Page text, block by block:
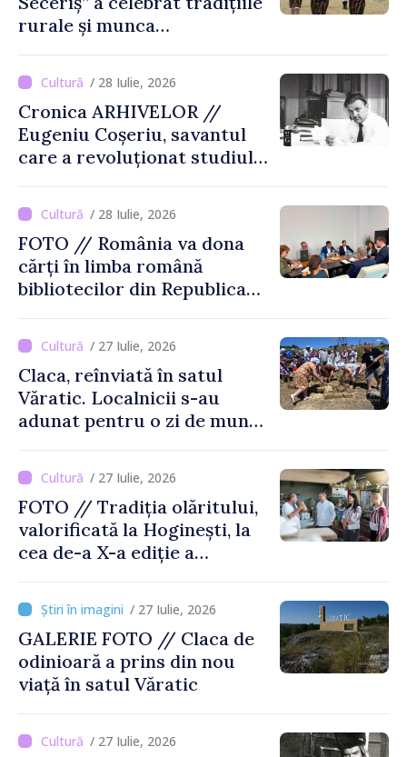
rurale și munca
/ 28 Iulie, 2026
Cronica ARHIVELOR //
Eugeniu Coșeriu, savantul
care a revoluționat studiul
/ 28 Iulie, 2026
FOTO // România va dona
cărți în limba română
bibliotecilor din Republica
/ 27 Iulie, 2026
Claca, reînviată în satul
Văratic. Localnicii s-au
adunat pentru o zi de muncă
/ 27 Iulie, 2026
FOTO // Tradiția olăritului,
valorificată la Hoginești, la
cea de-a X-a ediție a
Vasile Gonciari”
/ 27 Iulie, 2026
GALERIE FOTO // Claca de
odinioară a prins din nou
viață în satul Văratic
/ 27 Iulie, 2026